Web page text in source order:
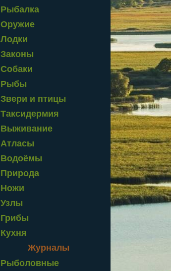
Рыбалка
Оружие
Лодки
Законы
Собаки
Рыбы
Звери и птицы
Таксидермия
Выживание
Атласы
Водоёмы
Природа
Ножи
Узлы
Грибы
Кухня
Журналы
Рыболовные